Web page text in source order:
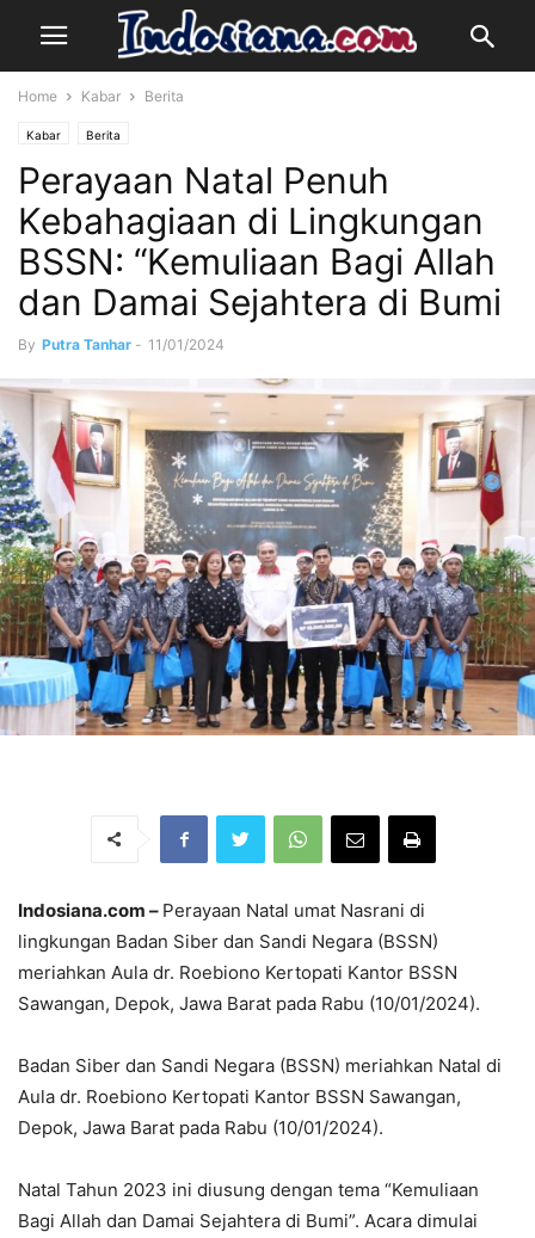
Home Kabar Berita
Kabar Berita
Perayaan Natal Penuh
Kebahagiaan di Lingkungan
BSSN: “Kemuliaan Bagi Allah
dan Damai Sejahtera di Bumi
By Putra Tanhar - 11/01/2024
Indosiana.com – Perayaan Natal umat Nasrani di
lingkungan Badan Siber dan Sandi Negara (BSSN)
meriahkan Aula dr. Roebiono Kertopati Kantor BSSN
Sawangan, Depok, Jawa Barat pada Rabu (10/01/2024).
Badan Siber dan Sandi Negara (BSSN) meriahkan Natal di
Aula dr. Roebiono Kertopati Kantor BSSN Sawangan,
Depok, Jawa Barat pada Rabu (10/01/2024).
Natal Tahun 2023 ini diusung dengan tema “Kemuliaan
Bagi Allah dan Damai Sejahtera di Bumi”. Acara dimulai